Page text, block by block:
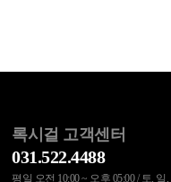
록시걸 고객센터
031.522.4488
평일 오전 10:00 ~ 오후 05:00 / 토,